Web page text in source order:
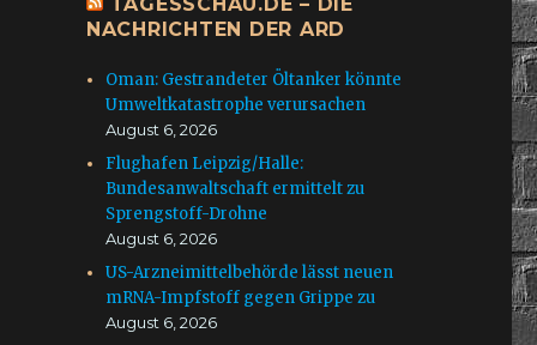
NACHRICHTEN DER ARD
Oman: Gestrandeter Öltanker könnte
Umweltkatastrophe verursachen
August 6, 2026
Flughafen Leipzig/Halle:
Bundesanwaltschaft ermittelt zu
Sprengstoff-Drohne
August 6, 2026
US-Arzneimittelbehörde lässt neuen
mRNA-Impfstoff gegen Grippe zu
August 6, 2026